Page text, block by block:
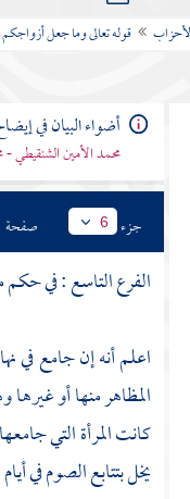
قوله تعالى وما جعل
أضواء البيان في
محمد الأمين الشنقيطي
جزء 6 صفحة
الفرع التاسع : في حكم
اعلم أنه إن جامع في
المظاهر منها أو
كانت المرأة التي
يخل بتتابع الصوم في